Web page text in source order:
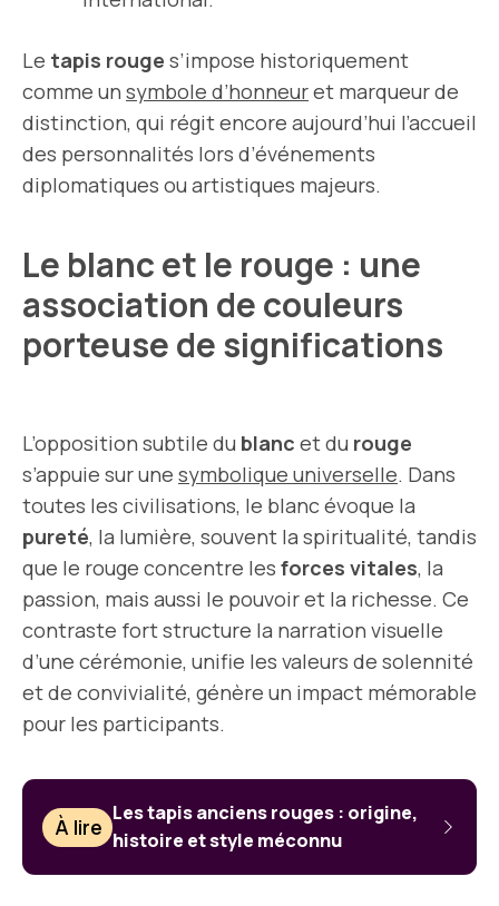
Le tapis rouge s’impose historiquement
comme un symbole d’honneuret marqueur de
distinction, qui régit encore aujourd’hui l’accueil
des personnalités lors d’événements
diplomatiques ou artistiques majeurs.
Le blanc et le rouge : une
association de couleurs
porteuse de significations
L’opposition subtile du blanc et du rouge
s’appuie sur une symbolique universelle. Dans
toutes les civilisations, le blanc évoque la
pureté, la lumière, souvent la spiritualité, tandis
que le rouge concentre les forces vitales, la
passion, mais aussi le pouvoir et la richesse. Ce
contraste fort structure la narration visuelle
d’une cérémonie, unifie les valeurs de solennité
et de convivialité, génère un impact mémorable
pour les participants.
À lire
Les tapis anciens rouges : origine,
histoire et style méconnu